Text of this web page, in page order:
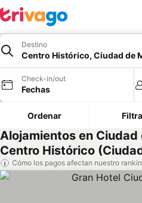
Destino
Centro Histórico, Ciudad de
Check-in/out
Fechas
Ordenar
Alojamientos en
Centro Histórico
Cómo los pagos afectan nuestro